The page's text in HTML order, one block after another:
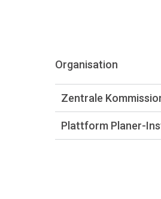
Organisation
Zentrale
Plattform Planer-